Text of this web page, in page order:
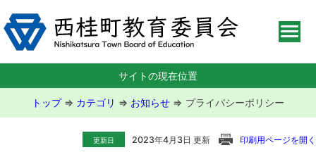
サイトの現在位置
トップ⇒ カテゴリ ⇒ お知らせ ⇒ プライバシーポリシー
更新日 2023年4月3日 更新 印刷用ページを開く